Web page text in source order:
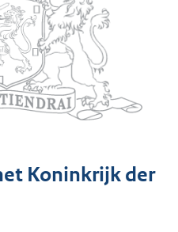
Koninkrijk der